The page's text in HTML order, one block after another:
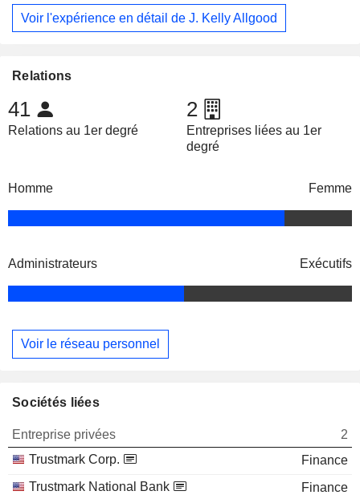
Voir l'expérience en détail de J. Kelly Allgood
Relations
41
Relations au 1er degré
2
Entreprises liées au 1er
degré
Homme Femme
Administrateurs Exécutifs
Voir le réseau personnel
Sociétés liées
Entreprise privées
2
Trustmark Corp.
Finance
Trustmark National Bank
Finance